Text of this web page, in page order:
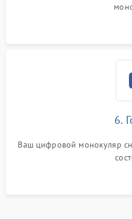
6.
Ваш цифровой монокуляр